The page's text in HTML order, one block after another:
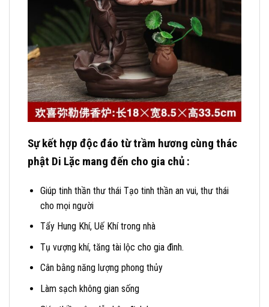
Sự kết hợp độc đáo từ trầm hương cùng thác
phật Di Lặc mang đến cho gia chủ :
Giúp tinh thần thư thái Tạo tinh thần an vui, thư thái
cho mọi người
Tẩy Hung Khí, Uế Khí trong nhà
Tụ vượng khí, tăng tài lộc cho gia đình.
Cân bằng năng lượng phong thủy
Làm sạch không gian sống